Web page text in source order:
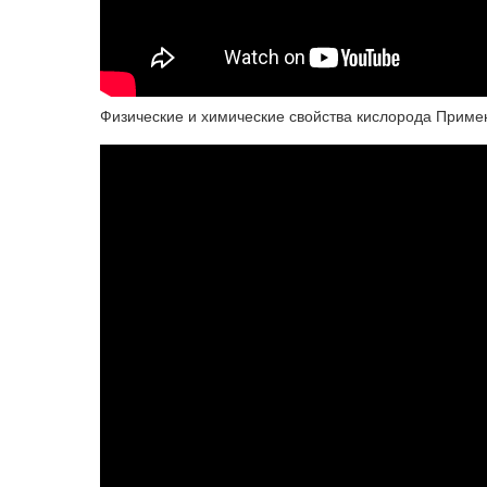
Физические и химические свойства кислорода